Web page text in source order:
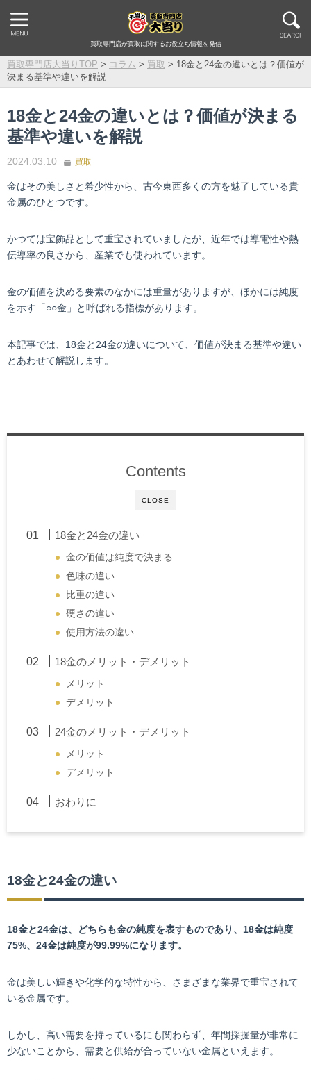
買取専門店が買取に関するお役立ち情報を発信
買取専門店大当りTOP > コラム > 買取 > 18金と24金の違いとは？価値が
決まる基準や違いを解説
18金と24金の違いとは？価値が決まる
基準や違いを解説
2024.03.10 買取
金はその美しさと希少性から、古今東西多くの方を魅了している貴
金属のひとつです。
かつては宝飾品として重宝されていましたが、近年では導電性や熱
伝導率の良さから、産業でも使われています。
金の価値を決める要素のなかには重量がありますが、ほかには純度
を示す「○○金」と呼ばれる指標があります。
本記事では、18金と24金の違いについて、価値が決まる基準や違い
とあわせて解説します。
CLOSE
Contents
18金と24金の違い
金の価値は純度で決まる
色味の違い
比重の違い
硬さの違い
使用方法の違い
18金のメリット・デメリット
メリット
デメリット
24金のメリット・デメリット
メリット
デメリット
おわりに
18金と24金の違い
18金と24金は、どちらも金の純度を表すものであり、18金は純度
75%、24金は純度が99.99%になります。
金は美しい輝きや化学的な特性から、さまざまな業界で重宝されて
いる金属です。
しかし、高い需要を持っているにも関わらず、年間採掘量が非常に
少ないことから、需要と供給が合っていない金属といえます。